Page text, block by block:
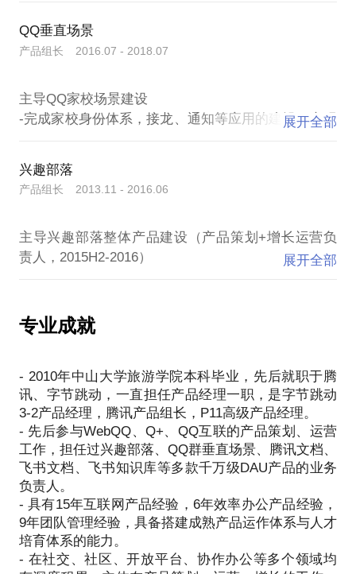
微信公众号上有我已经开设有一段时间的“崇生的黑板
报”，除了上述的内容，也会发表一些日常的个人作
2021H1）
-完善文档管理能力，优化使用体验，打造Drive能
AppStore评分从接手时3.3上升至4.8。
主导腾讯文档Doc、Slide品类建设（2018-2019）
插件建设打下基础。
-负责Slide品类，半年内完成发布，格式还原能力领先
QQ垂直场景
产品组长 2016.07 - 2018.07
主导QQ家校场景建设
-完成家校身份体系，接龙、通知等应用的建设，实现
-提供游戏公会建群、加群、绑群能力，明星空降粉丝
群能力，打造“鬼畜视频”创新功能。通过搭建狼人杀
主导QQ群AI机器人建设
-与微软小冰、图灵等AI供应商合作，推出QQ群AI机
展开全部
兴趣部落
产品组长 2013.11 - 2016.06
主导兴趣部落整体产品建设（产品策划+增长运营负
责人，2015H2-2016）
人，2014-2015H1）
-建立签到+铁杆粉、部落等级等运营体系，打造图集
次日留存率从25%提升至近40%。
-借助兴趣号、赞赏能力、监控系统建立酋长生态运营
展开全部
专业成就
- 2010年中山大学旅游学院本科毕业，先后就职于腾
讯、字节跳动，一直担任产品经理一职，是字节跳动
3-2产品经理，腾讯产品组长，P11高级产品经理。
- 先后参与WebQQ、Q+、QQ互联的产品策划、运营
工作，担任过兴趣部落、QQ群垂直场景、腾讯文档、
飞书文档、飞书知识库等多款千万级DAU产品的业务
负责人。
- 具有15年互联网产品经验，6年效率办公产品经验，
9年团队管理经验，具备搭建成熟产品运作体系与人才
培育体系的能力。
- 在社交、社区、开放平台、协作办公等多个领域均